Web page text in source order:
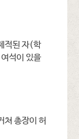
적된 자(학
석이 있을
쳐 총장이 허